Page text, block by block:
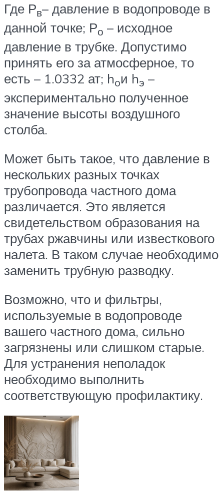
Где Рв– давление в водопроводе в
данной точке; Ро – исходное
давление в трубке. Допустимо
принять его за атмосферное, то
есть – 1.0332 ат; hoи hэ –
экспериментально полученное
значение высоты воздушного
столба.
Может быть такое, что давление в
нескольких разных точках
трубопровода частного дома
различается. Это является
свидетельством образования на
трубах ржавчины или известкового
налета. В таком случае необходимо
заменить трубную разводку.
Возможно, что и фильтры,
используемые в водопроводе
вашего частного дома, сильно
загрязнены или слишком старые.
Для устранения неполадок
необходимо выполнить
соответствующую профилактику.